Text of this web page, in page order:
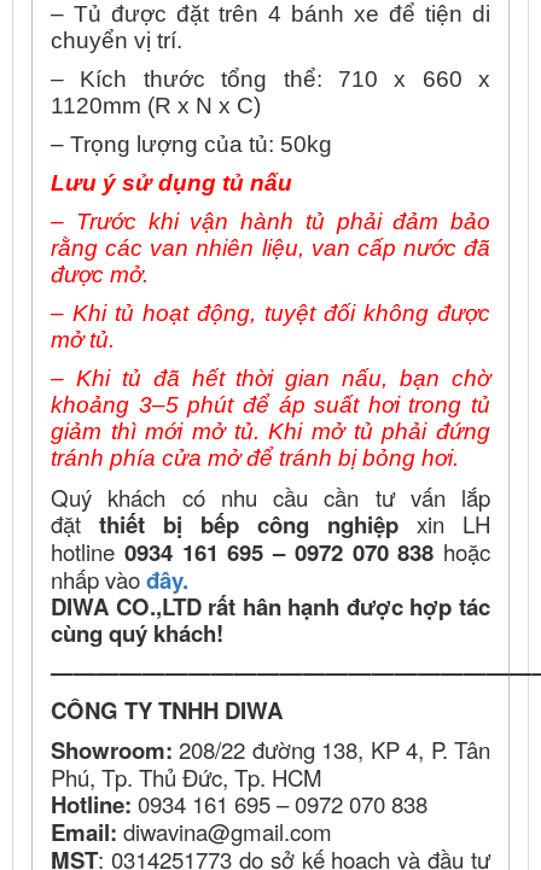
– Tủ được đặt trên 4 bánh xe để tiện di
chuyển vị trí.
– Kích thước tổng thể: 710 x 660 x
1120mm (R x N x C)
– Trọng lượng của tủ: 50kg
Lưu ý sử dụng tủ nấu
– Trước khi vận hành tủ phải đảm bảo
rằng các van nhiên liệu, van cấp nước đã
được mở.
– Khi tủ hoạt động, tuyệt đối không được
mở tủ.
– Khi tủ đã hết thời gian nấu, bạn chờ
khoảng 3–5 phút để áp suất hơi trong tủ
giảm thì mới mở tủ. Khi mở tủ phải đứng
tránh phía cửa mở để tránh bị bỏng hơi.
Quý khách có nhu cầu cần tư vấn lắp
đặt thiết bị bếp công nghiệp xin LH
hotline 0934 161 695 – 0972 070 838 hoặc
nhấp vàođây.
DIWA CO.,LTD rất hân hạnh được hợp tác
cùng quý khách!
CÔNG TY TNHH DIWA
Showroom: 208/22 đường 138, KP 4, P. Tân
Phú, Tp. Thủ Đức, Tp. HCM
Hotline: 0934 161 695 – 0972 070 838
Email: diwavina@gmail.com
MST: 0314251773 do sở kế hoạch và đầu tư